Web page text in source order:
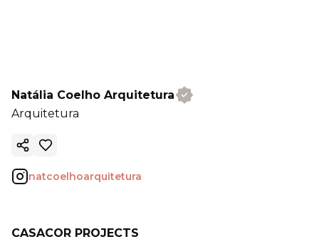
Natália Coelho Arquitetura
Arquitetura
Copy ink
natcoelhoarquitetura
CASACOR PROJECTS